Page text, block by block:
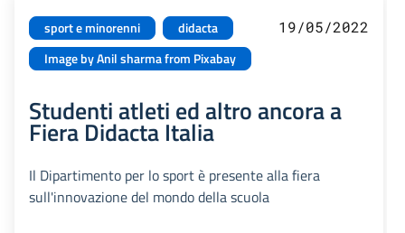
sport e minorenni
didacta
Image by Anil sharma from Pixabay
19/05/2022
Studenti atleti ed altro ancora a
Fiera Didacta Italia
Il Dipartimento per lo sport è presente alla fiera
sull'innovazione del mondo della scuola